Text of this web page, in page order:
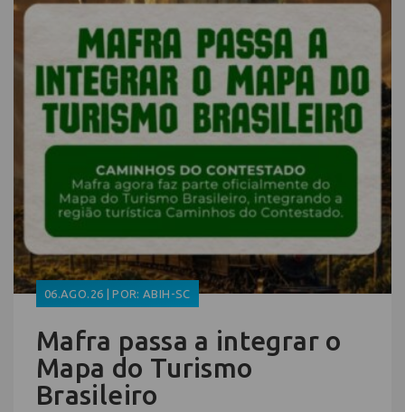
06.AGO.26 | POR: ABIH-SC
Mafra passa a integrar o
Mapa do Turismo
Brasileiro